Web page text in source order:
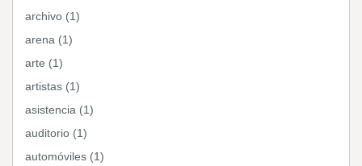
archivo (1)
arena (1)
arte (1)
artistas (1)
asistencia (1)
auditorio (1)
automóviles (1)